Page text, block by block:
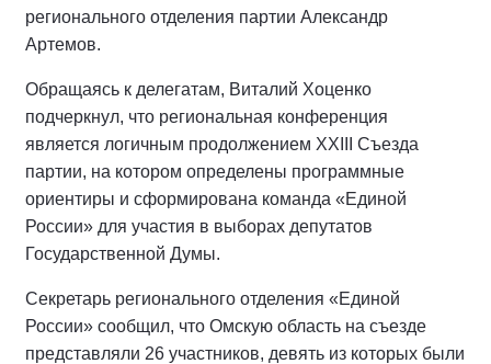
регионального отделения партии Александр
Артемов.
Обращаясь к делегатам, Виталий Хоценко
подчеркнул, что региональная конференция
является логичным продолжением XXIII Съезда
партии, на котором определены программные
ориентиры и сформирована команда «Единой
России» для участия в выборах депутатов
Государственной Думы.
Секретарь регионального отделения «Единой
России» сообщил, что Омскую область на съезде
представляли 26 участников, девять из которых были